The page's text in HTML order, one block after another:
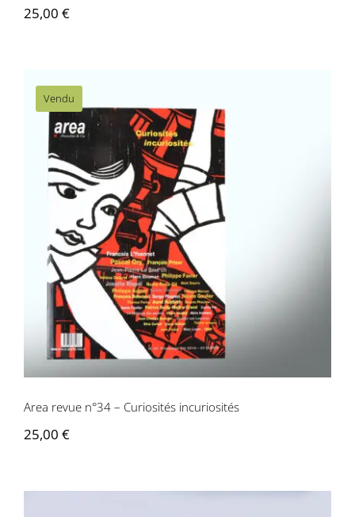
Area antic
À propos
Contactez-nous
25,00 €
Vendu
Area revue n°34 – Curiosités
incuriosités
Area revue n°34 – Curiosités incuriosités
25,00 €